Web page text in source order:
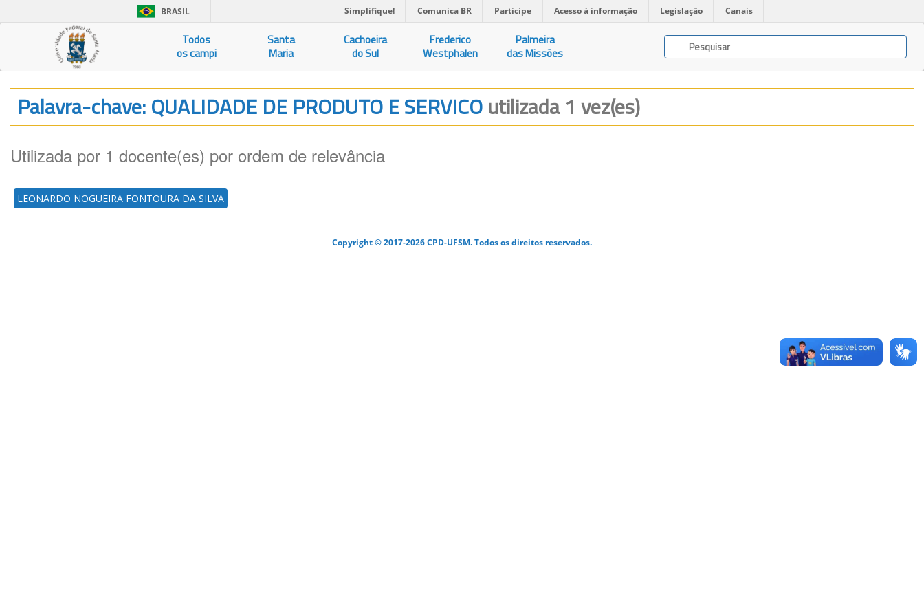
BRASIL Simplifique! Comunica BR Participe Acesso à informação Legislação Canais
Todos
os campi
Santa
Maria
Cachoeira
do Sul
Frederico
Westphalen
Palmeira
das Missões
Palavra-chave: QUALIDADE DE PRODUTO E SERVICOutilizada 1 vez(es)
Utilizada por 1 docente(es) por ordem de relevância
LEONARDO NOGUEIRA FONTOURA DA SILVA
Copyright © 2017-2026 CPD-UFSM. Todos os direitos reservados.